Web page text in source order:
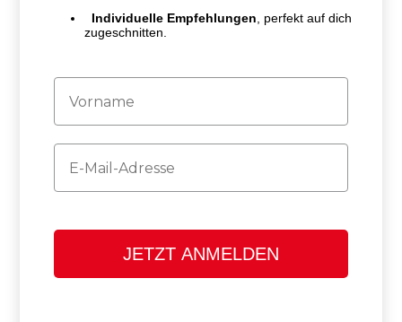
Individuelle Empfehlungen , perfekt auf dich
zugeschnitten.
Firstname
Email
JETZT ANMELDEN